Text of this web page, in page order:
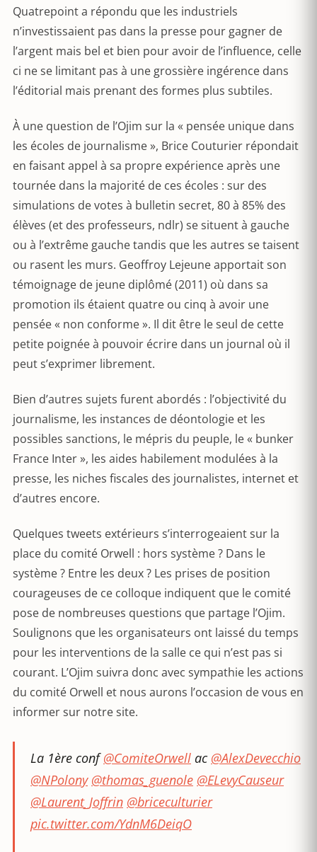
Quatrepoint a répondu que les industriels
n’investissaient pas dans la presse pour gagner de
l’argent mais bel et bien pour avoir de l’influence, celle
ci ne se limitant pas à une grossière ingérence dans
l’éditorial mais prenant des formes plus subtiles.
À une question de l’Ojim sur la « pensée unique dans
les écoles de journalisme », Brice Couturier répondait
en faisant appel à sa propre expérience après une
tournée dans la majorité de ces écoles : sur des
simulations de votes à bulletin secret, 80 à 85% des
élèves (et des professeurs, ndlr) se situent à gauche
ou à l’extrême gauche tandis que les autres se taisent
ou rasent les murs. Geoffroy Lejeune apportait son
témoignage de jeune diplômé (2011) où dans sa
promotion ils étaient quatre ou cinq à avoir une
pensée « non conforme ». Il dit être le seul de cette
petite poignée à pouvoir écrire dans un journal où il
peut s’exprimer librement.
Bien d’autres sujets furent abordés : l’objectivité du
journalisme, les instances de déontologie et les
possibles sanctions, le mépris du peuple, le « bunker
France Inter », les aides habilement modulées à la
presse, les niches fiscales des journalistes, internet et
d’autres encore.
Quelques tweets extérieurs s’interrogeaient sur la
place du comité Orwell : hors système ? Dans le
système ? Entre les deux ? Les prises de position
courageuses de ce colloque indiquent que le comité
pose de nombreuses questions que partage l’Ojim.
Soulignons que les organisateurs ont laissé du temps
pour les interventions de la salle ce qui n’est pas si
courant. L’Ojim suivra donc avec sympathie les actions
du comité Orwell et nous aurons l’occasion de vous en
informer sur notre site.
La 1ère conf@ComiteOrwell ac @AlexDevecchio
@NPolony @thomas_guenole @ELevyCauseur
@Laurent_Joffrin @briceculturier
pic.twitter.com/YdnM6DeiqO